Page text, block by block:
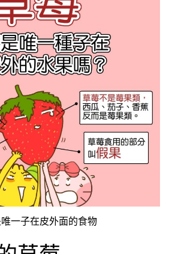
一子在皮外面的食物